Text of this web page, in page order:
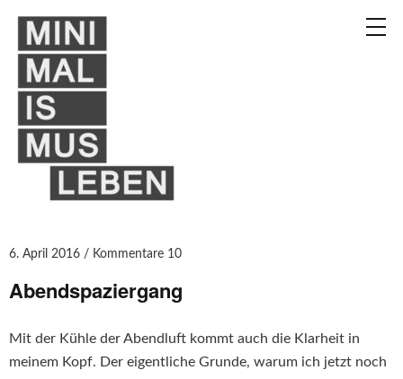
6. April 2016 Kommentare 10
Abendspaziergang
Mit der Kühle der Abendluft kommt auch die Klarheit in
meinem Kopf. Der eigentliche Grunde, warum ich jetzt noch